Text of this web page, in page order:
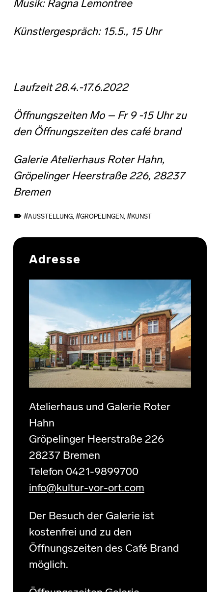
Musik: Ragna Lemontree
Künstlergespräch: 15.5., 15 Uhr
Laufzeit28.4.-17.6.2022
Öffnungszeiten Mo – Fr 9 -15 Uhr zu
den Öffnungszeiten des café brand
Galerie Atelierhaus Roter Hahn,
Gröpelinger Heerstraße 226, 28237
Bremen
AUSSTELLUNG, GRÖPELINGEN, KUNST
Skip back to main navigation
Adresse
Atelierhaus und Galerie Roter
Hahn
Gröpelinger Heerstraße 226
28237 Bremen
Telefon 0421-9899700
info@kultur-vor-ort.com
Der Besuch der Galerie ist
kostenfrei und zu den
Öffnungszeiten des Café Brand
möglich.